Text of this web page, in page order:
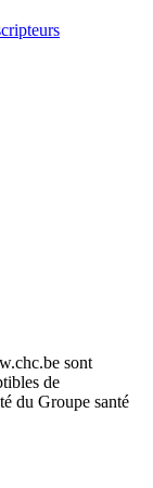
sont
de
du Groupe santé